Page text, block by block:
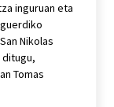
inguruan eta
Nikolas
Tomas